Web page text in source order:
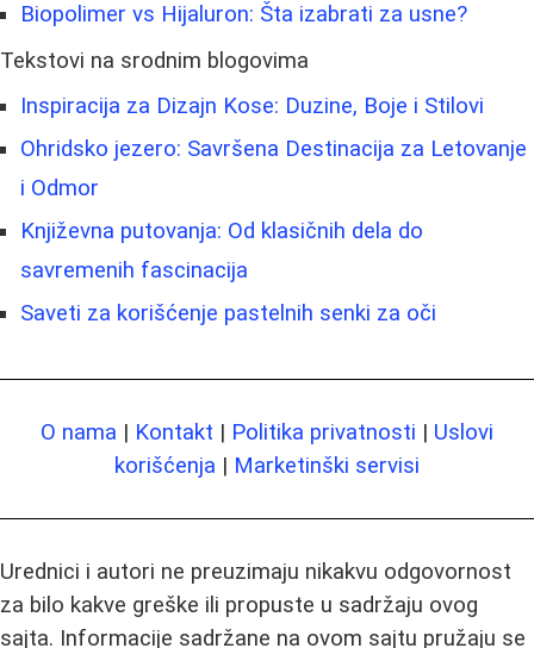
Biopolimer vs Hijaluron: Šta izabrati za usne?
Tekstovi na srodnim blogovima
Inspiracija za Dizajn Kose: Duzine, Boje i Stilovi
Ohridsko jezero: Savršena Destinacija za Letovanje
i Odmor
Književna putovanja: Od klasičnih dela do
savremenih fascinacija
Saveti za korišćenje pastelnih senki za oči
O nama | Kontakt | Politika privatnosti | Uslovi
korišćenja | Marketinški servisi
Urednici i autori ne preuzimaju nikakvu odgovornost
za bilo kakve greške ili propuste u sadržaju ovog
sajta. Informacije sadržane na ovom sajtu pružaju se